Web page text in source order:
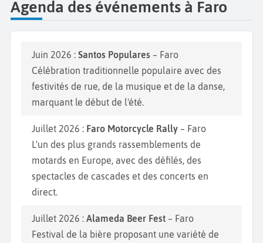
Agenda des événements à Faro
Juin 2026 : Santos Populares – Faro
Célébration traditionnelle populaire avec des
festivités de rue, de la musique et de la danse,
marquant le début de l'été.
Juillet 2026 : Faro Motorcycle Rally – Faro
L'un des plus grands rassemblements de
motards en Europe, avec des défilés, des
spectacles de cascades et des concerts en
direct.
Juillet 2026 : Alameda Beer Fest – Faro
Festival de la bière proposant une variété de